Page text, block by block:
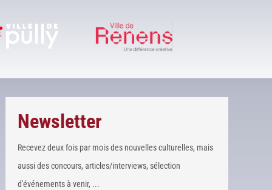
Newsletter
Recevez deux fois par mois des nouvelles culturelles, mais
aussi des concours, articles/interviews, sélection
d'événements à venir, ...